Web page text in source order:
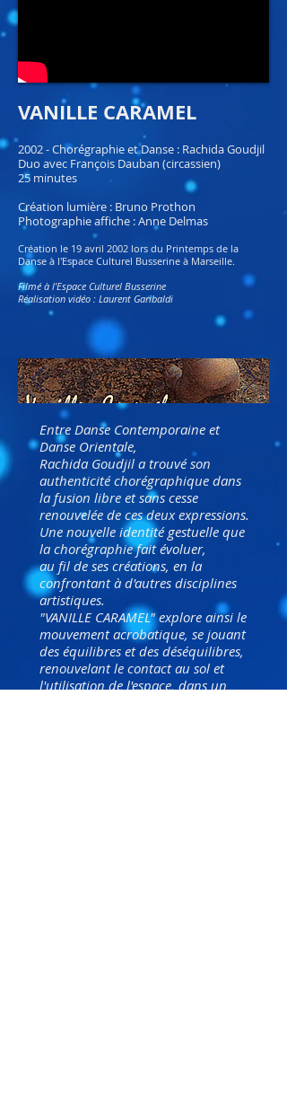
VANILLE CARAMEL
2002 - Chorégraphie et Danse : Rachida Goudjil
Duo avec François Dauban (circassien)
25 minutes
Création lumière : Bruno Prothon
Photographie affiche : Anne Delmas
Création le 19 avril 2002 lors du Printemps de la
Danse à l'Espace Culturel Busserine à Marseille.
Filmé à l'Espace Culturel Busserine
Réalisation vidéo : Laurent Garibaldi
Entre Danse Contemporaine et
Danse Orientale,
Rachida Goudjil a trouvé son
authenticité chorégraphique dans
la fusion libre et sans cesse
renouvelée de ces deux expressions.
Une nouvelle identité gestuelle que
la chorégraphie fait évoluer,
au fil de ses créations, en la
confrontant à d'autres disciplines
artistiques.
"VANILLE CARAMEL" explore ainsi le
mouvement acrobatique, se jouant
des équilibres et des déséquilibres,
renouvelant le contact au sol et
l'utilisation de l'espace, dans un